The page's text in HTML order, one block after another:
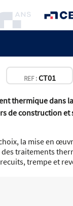
REF :CT01
thermique dans
de construction et
la mise en
traitements
trempe et